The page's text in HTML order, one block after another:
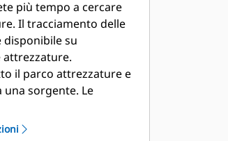
più tempo a cercare
Il tracciamento delle
disponibile su
il parco attrezzature e
una sorgente. Le
essere visualizzate